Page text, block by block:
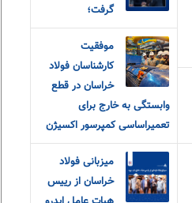
گرفت؛
موفقیت
کارشناسان فولاد
خراسان در قطع
وابستگی به خارج برای
تعمیراساسی کمپرسور اکسیژن
میزبانی فولاد
خراسان از رییس